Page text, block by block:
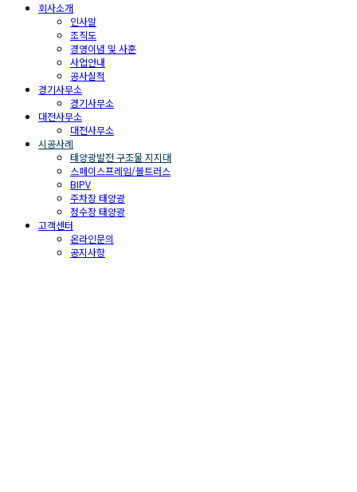
회사소개
인사말
조직도
경영이념 및 사훈
사업안내
공사실적
경기사무소
경기사무소
대전사무소
대전사무소
시공사례
태양광발전 구조물 지지대
스페이스프레임/볼트러스
BIPV
주차장 태양광
정수장 태양광
고객센터
온라인문의
공지사항